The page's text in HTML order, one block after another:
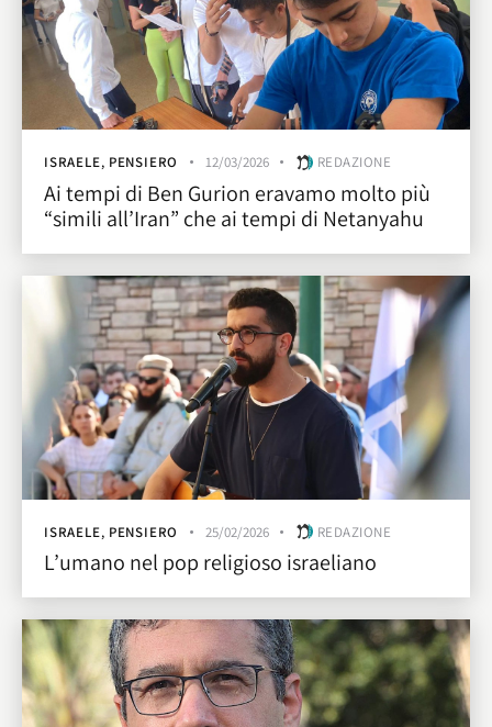
ISRAELE, PENSIERO 12/03/2026 REDAZIONE
Ai tempi di Ben Gurion eravamo molto più
“simili all’Iran” che ai tempi di Netanyahu
ISRAELE, PENSIERO 25/02/2026 REDAZIONE
L’umano nel pop religioso israeliano